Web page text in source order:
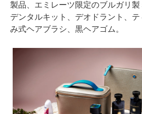
製品、エミレーツ限定のブルガリ製
デンタルキット、デオドラント、
み式ヘアブラシ、黒ヘアゴム。